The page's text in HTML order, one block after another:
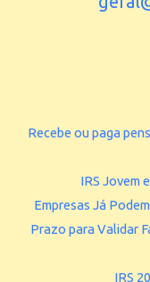
Recebe ou paga
IRS Jovem
Empresas Já
Prazo para Validar
IRS